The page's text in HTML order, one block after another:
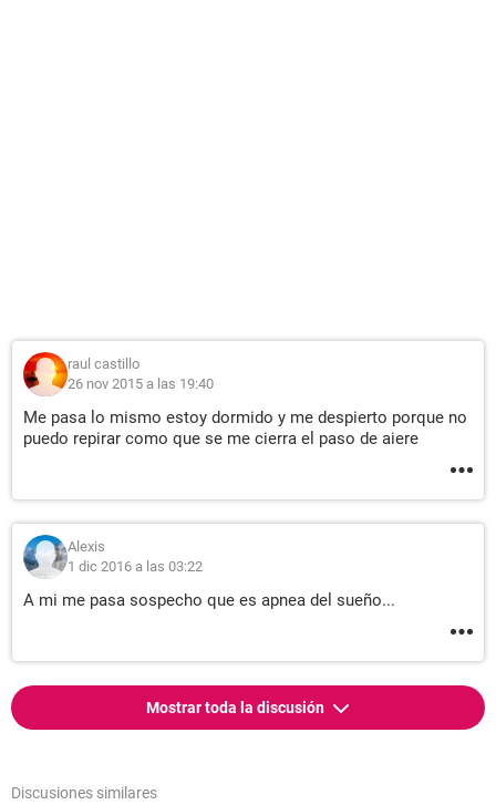
raul castillo
26 nov 2015 a las 19:40
Me pasa lo mismo estoy dormido y me despierto porque no
puedo repirar como que se me cierra el paso de aiere
Alexis
1 dic 2016 a las 03:22
A mi me pasa sospecho que es apnea del sueño...
Mostrar toda la discusión
Discusiones similares